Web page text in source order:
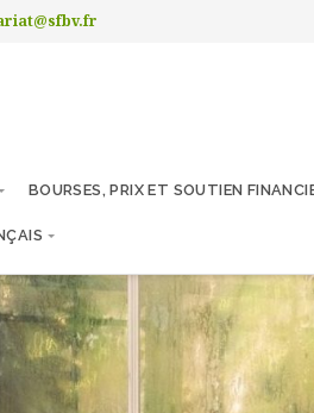
BOURSES, PRIX ET SOUTIEN